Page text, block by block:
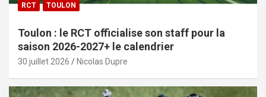
RCT TOULON
Toulon : le RCT officialise son staff pour la
saison 2026-2027+ le calendrier
30 juillet 2026 Nicolas Dupre